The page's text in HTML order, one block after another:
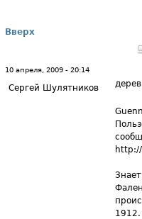
Вверх
10 апреля, 2009 - 20:14
Сергей Шулятников
1912.